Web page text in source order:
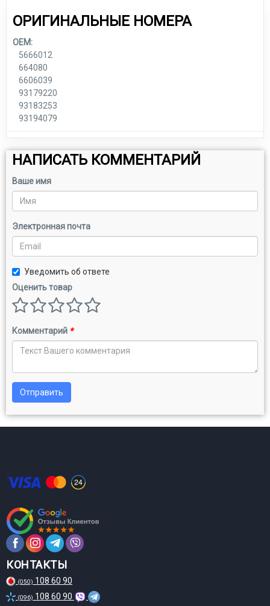
ОРИГИНАЛЬНЫЕ НОМЕРА
OEM:
5666012
664080
6606039
93179220
93183253
93194079
НАПИСАТЬ КОММЕНТАРИЙ
Ваше имя
Электронная почта
Уведомить об ответе
Оценить товар
Комментарий *
Отправить
КОНТАКТЫ
(050) 108 60 90
(096) 108 60 90